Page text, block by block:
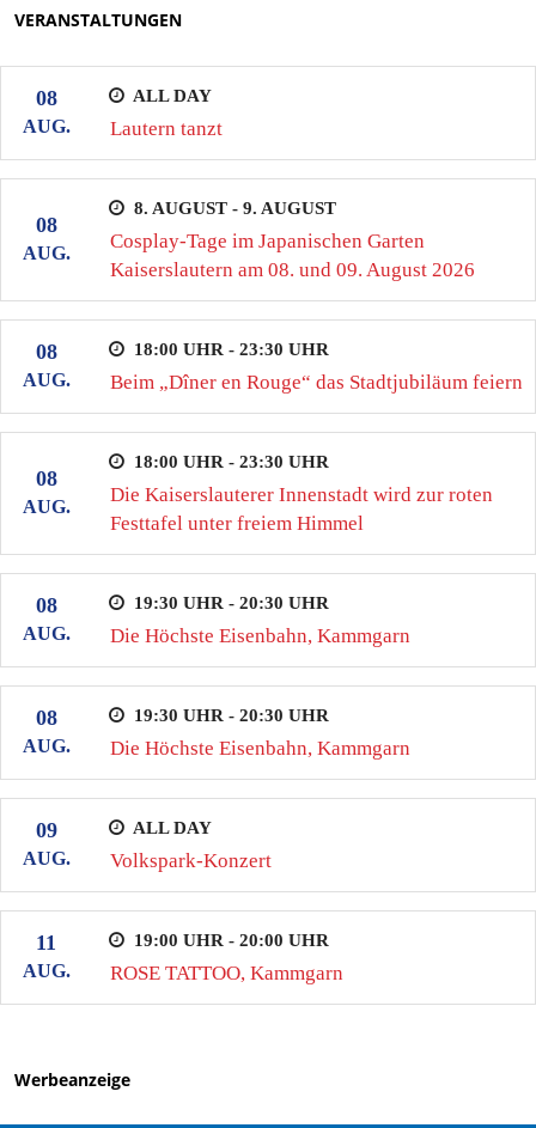
VERANSTALTUNGEN
08
AUG.
ALL DAY
Lautern tanzt
08
AUG.
8. AUGUST - 9. AUGUST
Cosplay-Tage im Japanischen Garten
Kaiserslautern am 08. und 09. August 2026
08
AUG.
18:00 UHR - 23:30 UHR
Beim „Dîner en Rouge“ das Stadtjubiläum feiern
08
AUG.
18:00 UHR - 23:30 UHR
Die Kaiserslauterer Innenstadt wird zur roten
Festtafel unter freiem Himmel
08
AUG.
19:30 UHR - 20:30 UHR
Die Höchste Eisenbahn, Kammgarn
08
AUG.
19:30 UHR - 20:30 UHR
Die Höchste Eisenbahn, Kammgarn
09
AUG.
ALL DAY
Volkspark-Konzert
11
AUG.
19:00 UHR - 20:00 UHR
ROSE TATTOO, Kammgarn
Werbeanzeige